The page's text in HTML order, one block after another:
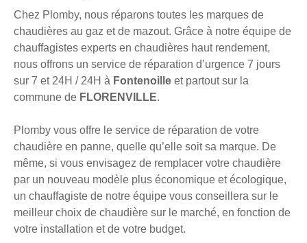
Chez Plomby, nous réparons toutes les marques de
chaudières au gaz et de mazout. Grâce à notre équipe de
chauffagistes experts en chaudières haut rendement,
nous offrons un service de réparation d’urgence 7 jours
sur 7 et 24H / 24H à Fontenoille et partout sur la
commune de FLORENVILLE.
Plomby vous offre le service de réparation de votre
chaudière en panne, quelle qu’elle soit sa marque. De
même, si vous envisagez de remplacer votre chaudière
par un nouveau modèle plus économique et écologique,
un chauffagiste de notre équipe vous conseillera sur le
meilleur choix de chaudière sur le marché, en fonction de
votre installation et de votre budget.